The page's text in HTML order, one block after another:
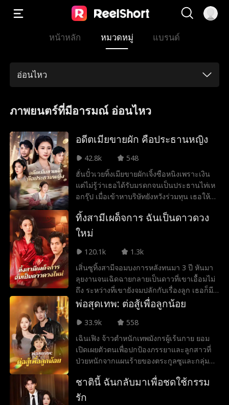
หน้าหลัก หมวดหมู่ แบรนด์
อ่อนไหว
ภาพยนตร์ที่มีอารมณ์ อ่อนไหว
อดีตเมียขายผัก คือประธานหญิง
42.8k
548
ฮั่นปั๋วเวยทิ้งเมียขายผักเจิ้งซือหนิงเพราะเงิน
แต่ไม่รู้ว่าเธอได้รับมรดกจนเป็นประธานไท่เห
อกรุ๊ป เมื่อเข้าหาบริษัทยังหวังร่วมทุน เธอให้
กลางที่ประชุมทำเอาเขาหน้าหงาย
ทิ้งสามีเผด็จการ ฉันเป็นดาวดวง
ใหม่
120.1k
1.3k
เสิ่นซูทิ้งสามีจอมบงการหลังทนมา 3 ปี หันมา
ลุยงานจนเฉิดฉายกลายเป็นดาวที่เขาเอื้อมไม่
ถึง ระหว่างที่เขายังจมปลักกับเรื่องลูก เธอก็มี
คนรุมล้อม กว่าเขาจะลดทิฐิมาตามง้อ ก็รู้ซึ้ง
ว่าการจะขอคืนดีนั้นยากยิ่งกว่าปีนขึ้นสวรรค์
พ่อสุดเทพ: ต่อสู้เพื่อลูกน้อย
33.9k
558
เฉินเฟิง จ้าวตำหนักเทพมังกรผู้เร้นกาย ยอม
เปิดเผยตัวตนเพื่อปกป้องภรรยาและลูกสาวที่
ป่วยหนักจากแผนร้ายของตระกูลซูและกลุ่ม
จนหาย พร้อมกวาดล้างศัตรูเพื่อทวงคืนความ
สุขให้ครอบครัว
ชาตินี้ ฉันกลับมาเพื่อชดใช้กรรม
รัก